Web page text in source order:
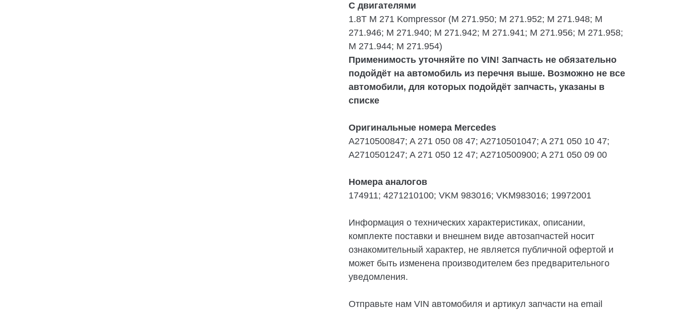
С двигателями
1.8T M 271 Kompressor (M 271.950; M 271.952; M 271.948; M
271.946; M 271.940; M 271.942; M 271.941; M 271.956; M 271.958;
M 271.944; M 271.954)
Применимость уточняйте по VIN! Запчасть не обязательно
подойдёт на автомобиль из перечня выше. Возможно не все
автомобили, для которых подойдёт запчасть, указаны в
списке
Оригинальные номера Mercedes
A2710500847; A 271 050 08 47; A2710501047; A 271 050 10 47;
A2710501247; A 271 050 12 47; A2710500900; A 271 050 09 00
Номера аналогов
174911; 4271210100; VKM 983016; VKM983016; 19972001
Информация о технических характеристиках, описании,
комплекте поставки и внешнем виде автозапчастей носит
ознакомительный характер, не является публичной офертой и
может быть изменена производителем без предварительного
уведомления.
Отправьте нам VIN автомобиля и артикул запчасти на email